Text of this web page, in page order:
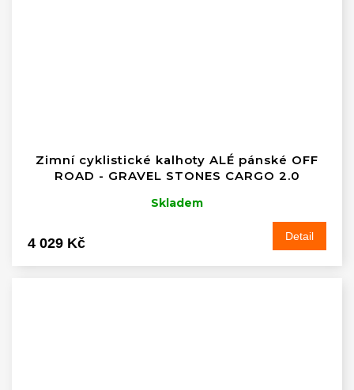
Zimní cyklistické kalhoty ALÉ pánské OFF
ROAD - GRAVEL STONES CARGO 2.0
Skladem
4 029 Kč Detail